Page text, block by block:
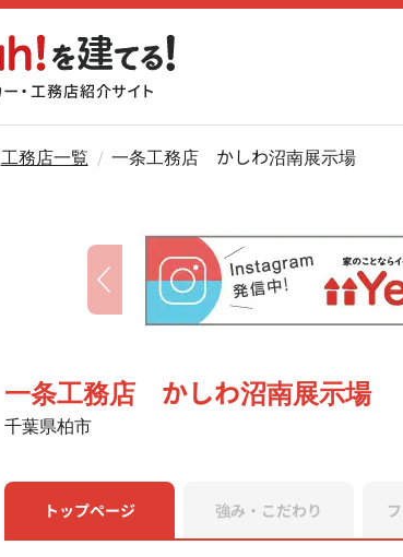
工務店一覧 一条工務店　かしわ沼南展示場
一条工務店 かしわ沼南展示場
千葉県柏市
トップページ 強み・こだわり